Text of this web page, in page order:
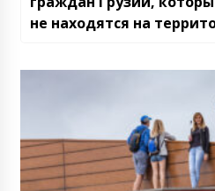
не находятся на